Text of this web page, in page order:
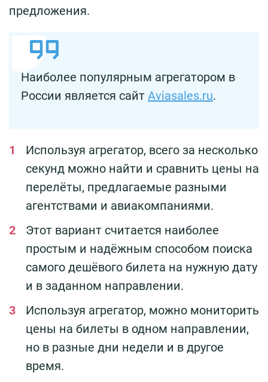
предложения.
Наиболее популярным агрегатором в
России является сайт Aviasales.ru.
Используя агрегатор, всего за несколько
секунд можно найти и сравнить цены на
перелёты, предлагаемые разными
агентствами и авиакомпаниями.
Этот вариант считается наиболее
простым и надёжным способом поиска
самого дешёвого билета на нужную дату
и в заданном направлении.
Используя агрегатор, можно мониторить
цены на билеты в одном направлении,
но в разные дни недели и в другое
время.